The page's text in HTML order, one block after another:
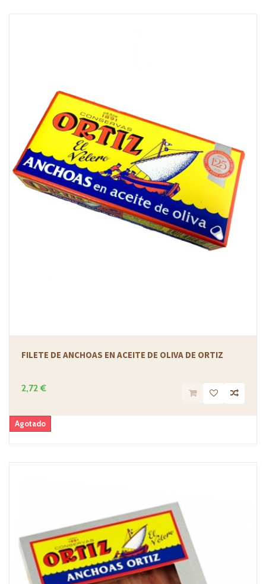
FILETE DE ANCHOAS EN ACEITE DE OLIVA DE ORTIZ
2,72 €
Agotado